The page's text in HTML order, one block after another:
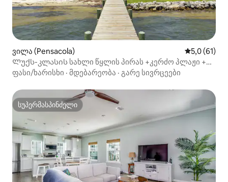
ვილა (Pensacola) საშუალო
5,0 (61)
Ლუქს-კლასის სახლი წყლის პირას +კერძო პლაჟი +
უკიდეგანო აუზი
ფასი/ხარისხი · მდებარეობა · გარე სივრცეები
სუპერმასპინძელი
სუპერმასპინძელი